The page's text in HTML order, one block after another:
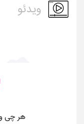
ویدئو